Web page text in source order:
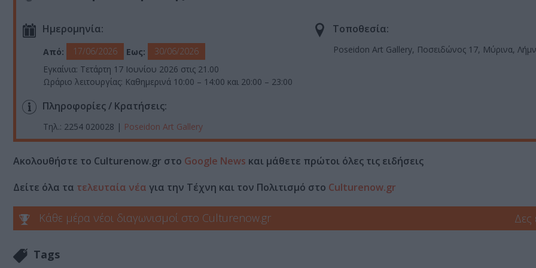
Ημερομηνία:
Από: 17/06/2026 Εως:
30/06/2026
Εγκαίνια: Τετάρτη 17 Ιουνίου 2026 στις 21.00
Ωράριο λειτουργίας: Καθημερινά 10:00 – 14:00 και 20:00 – 23:00
Τοποθεσία:
Poseidon Art Gallery, Ποσειδώνος 17, Μύρινα,
Πληροφορίες / Κρατήσεις:
Τηλ.: 2254 020028 | Poseidon Art Gallery
Ακολουθήστε το Culturenow.gr στο Google News και μάθετε πρώτοι όλες τις ειδήσεις
Δείτε όλα τα τελευταία νέα για την Τέχνη και τον Πολιτισμό στο Culturenow.gr
Κάθε μέρα νέοι διαγωνισμοί στο Culturenow.gr Δες
Tags